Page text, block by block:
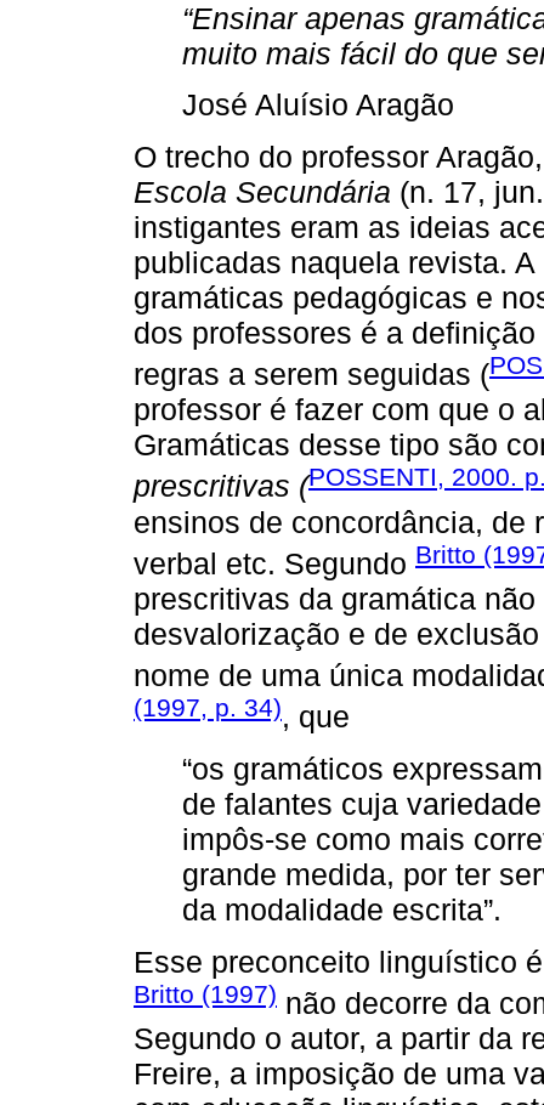
“Ensinar apenas
muito mais fácil do que
José Aluísio Aragão
O trecho do professor
Escola Secundária (n. 17,
instigantes eram as ideias
publicadas naquela revista.
gramáticas pedagógicas e
dos professores é a
regras a serem seguidas (
professor é fazer com que o
Gramáticas desse tipo são
prescritivas (POSSENTI, 2000.
ensinos de concordância, de
verbal etc. Segundo Britto
prescritivas da gramática
desvalorização e de
nome de uma única
(1997, p. 34), que
“os gramáticos
de falantes cuja
impôs-se como mais
grande medida, por ter
da modalidade escrita”.
Esse preconceito linguístico
Britto (1997) não decorre da
Segundo o autor, a partir da
Freire, a imposição de uma